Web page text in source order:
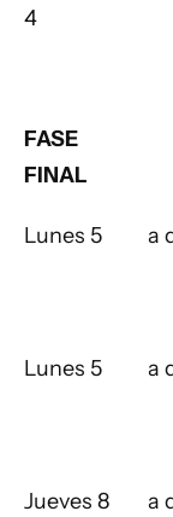
4
FASE
FINAL
Lunes 5 a
Lunes 5 a
Jueves 8 a